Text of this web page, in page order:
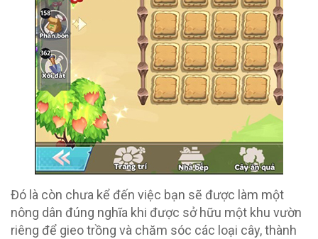
Đó là còn chưa kể đến việc bạn sẽ được làm một
nông dân đúng nghĩa khi được sở hữu một khu vườn
riêng để gieo trồng và chăm sóc các loại cây, thành